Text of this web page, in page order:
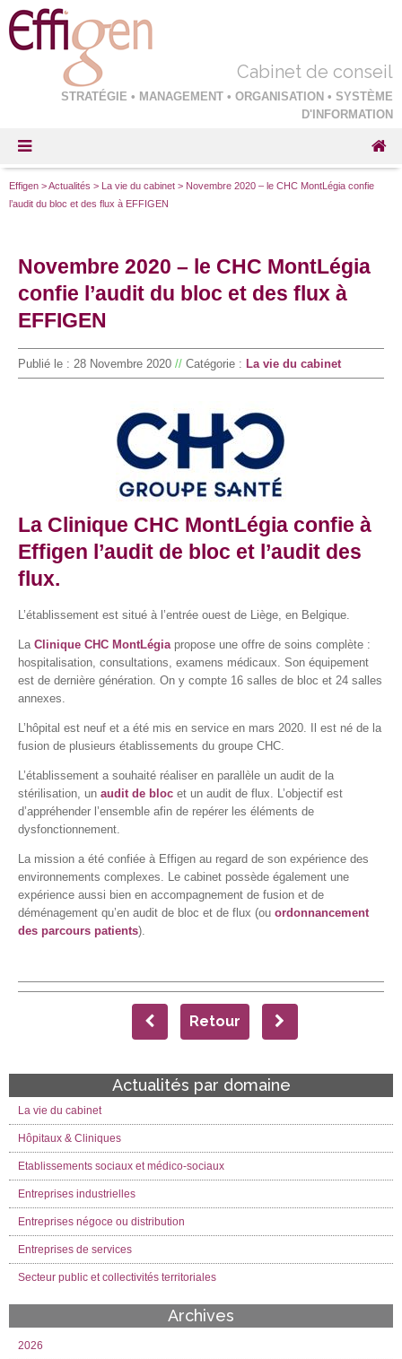
Cabinet de conseil
STRATÉGIE • MANAGEMENT • ORGANISATION • SYSTÈME
D'INFORMATION
Effigen >Actualités > La vie du cabinet > Novembre 2020 – le CHC MontLégia confie
l’audit du bloc et des flux à EFFIGEN
Novembre 2020 – le CHC MontLégia
confie l’audit du bloc et des flux à
EFFIGEN
Publié le : 28 Novembre 2020 // Catégorie : La vie du cabinet
La Clinique CHC MontLégia confie à
Effigen l’audit de bloc et l’audit des
flux.
L’établissement est situé à l’entrée ouest de Liège, en Belgique.
La Clinique CHC MontLégia propose une offre de soins complète :
hospitalisation, consultations, examens médicaux. Son équipement
est de dernière génération. On y compte 16 salles de bloc et 24 salles
annexes.
L’hôpital est neuf et a été mis en service en mars 2020. Il est né de la
fusion de plusieurs établissements du groupe CHC.
L’établissement a souhaité réaliser en parallèle un audit de la
stérilisation, un audit de bloc et un audit de flux. L’objectif est
d’appréhender l’ensemble afin de repérer les éléments de
dysfonctionnement.
La mission a été confiée à Effigen au regard de son expérience des
environnements complexes. Le cabinet possède également une
expérience aussi bien en accompagnement de fusion et de
déménagement qu’en audit de bloc et de flux (ou ordonnancement
des parcours patients).
Retour
Actualités par domaine
La vie du cabinet
Hôpitaux & Cliniques
Etablissements sociaux et médico-sociaux
Entreprises industrielles
Entreprises négoce ou distribution
Entreprises de services
Secteur public et collectivités territoriales
Archives
2026